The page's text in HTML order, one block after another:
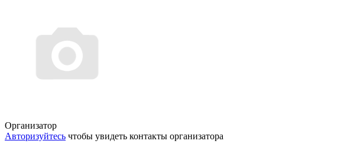
Организатор
Авторизуйтесь чтобы увидеть контакты организатора